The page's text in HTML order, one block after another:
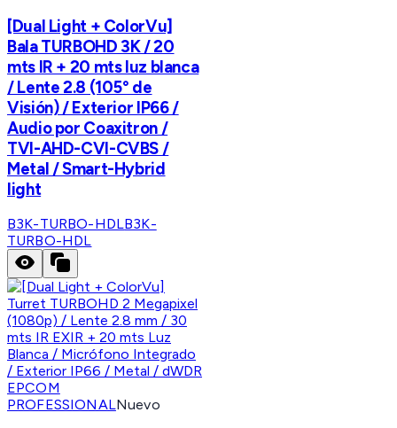
[Dual Light + ColorVu]
Bala TURBOHD 3K / 20
mts IR + 20 mts luz blanca
/ Lente 2.8 (105° de
Visión) / Exterior IP66 /
Audio por Coaxitron /
TVI-AHD-CVI-CVBS /
Metal / Smart-Hybrid
light
B3K-TURBO-HDLB3K-
TURBO-HDL
EPCOM
PROFESSIONALNuevo